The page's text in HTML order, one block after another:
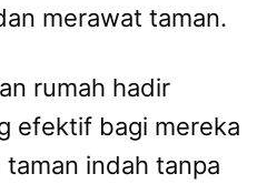
merawat taman.
rumah hadir
efektif bagi mereka
indah tanpa